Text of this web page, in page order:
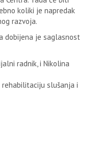
koliki je napredak
razvoja.
dobijena je saglasnost
radnik, i Nikolina
rehabilitaciju slušanja i